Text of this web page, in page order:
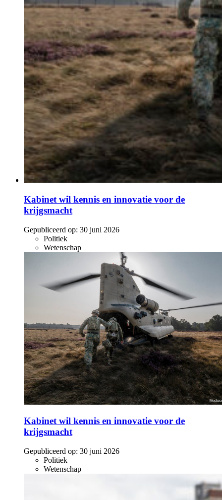
Kabinet wil kennis en innovatie voor de
krijgsmacht
Gepubliceerd op: 30 juni 2026
Politiek
Wetenschap
Kabinet wil kennis en innovatie voor de
krijgsmacht
Gepubliceerd op: 30 juni 2026
Politiek
Wetenschap